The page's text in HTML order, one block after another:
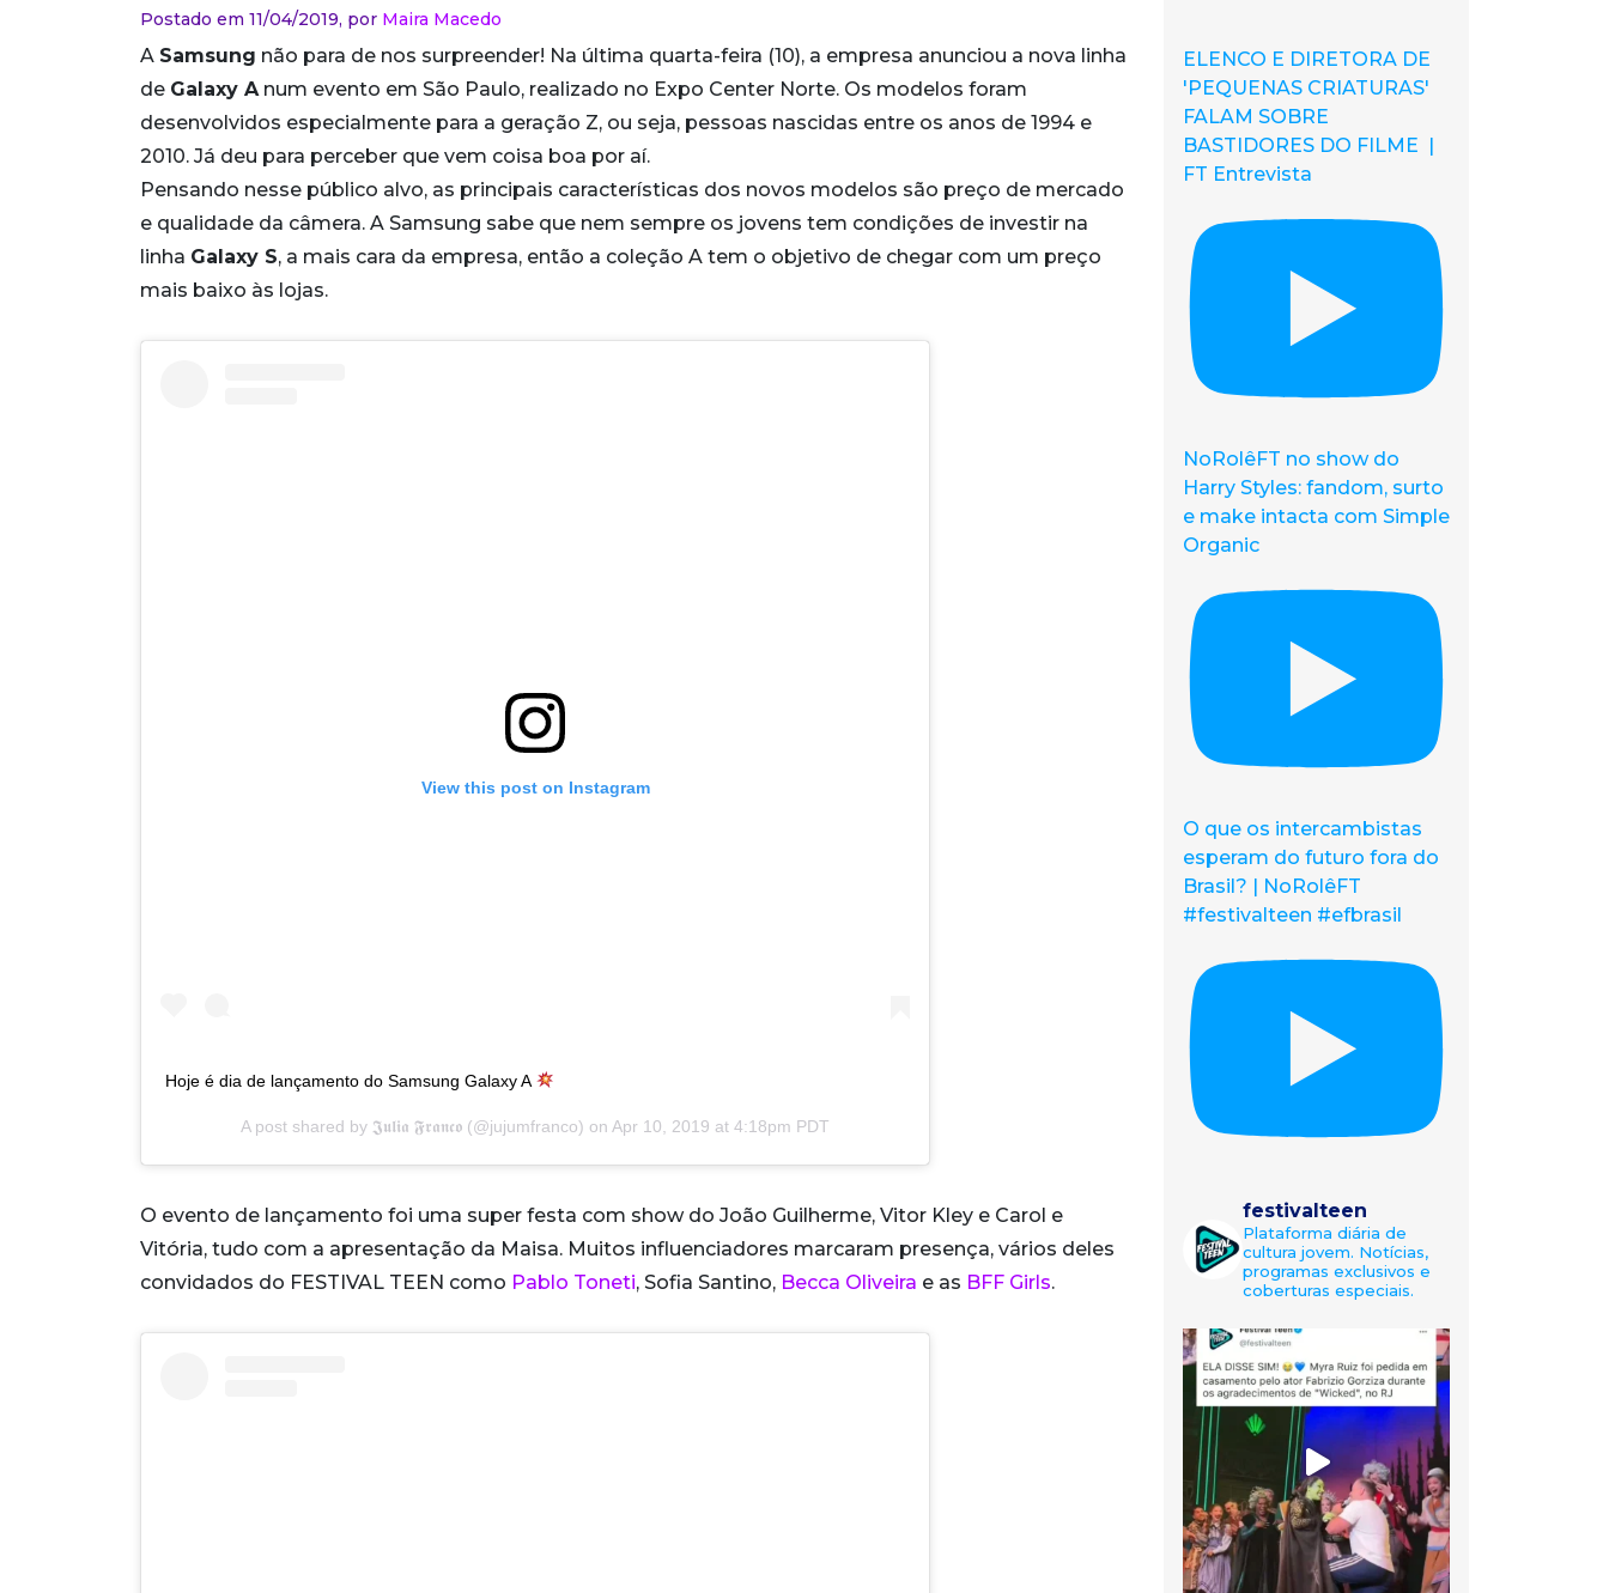
Postado em 11/04/2019, por Maira Macedo
A Samsung não para de nos surpreender! Na última quarta-feira (10), a empresa anunciou a nova linha
de Galaxy A num evento em São Paulo, realizado no Expo Center Norte. Os modelos foram
desenvolvidos especialmente para a geração Z, ou seja, pessoas nascidas entre os anos de 1994 e
2010. Já deu para perceber que vem coisa boa por aí.
Pensando nesse público alvo, as principais características dos novos modelos são preço de mercado
e qualidade da câmera. A Samsung sabe que nem sempre os jovens tem condições de investir na
linha Galaxy S, a mais cara da empresa, então a coleção A tem o objetivo de chegar com um preço
mais baixo às lojas.
View this post on Instagram
Hoje é dia de lançamento do Samsung Galaxy A
A post shared by 𝕵𝖚𝖑𝖎𝖆 𝕱𝖗𝖆𝖓𝖈𝖔 (@jujumfranco) on Apr 10, 2019 at 4:18pm PDT
O evento de lançamento foi uma super festa com show do João Guilherme, Vitor Kley e Carol e
Vitória, tudo com a apresentação da Maisa. Muitos influenciadores marcaram presença, vários deles
convidados do FESTIVAL TEEN como Pablo Toneti, Sofia Santino, Becca Oliveira e as BFF Girls.
ELENCO E DIRETORA DE
'PEQUENAS CRIATURAS'
FALAM SOBRE
BASTIDORES DO FILME |
FT Entrevista
NoRolêFT no show do
Harry Styles: fandom, surto
e make intacta com Simple
Organic
O que os intercambistas
esperam do futuro fora do
Brasil? | NoRolêFT
#festivalteen #efbrasil
festivalteen
Plataforma diária de
cultura jovem. Notícias,
programas exclusivos e
coberturas especiais.